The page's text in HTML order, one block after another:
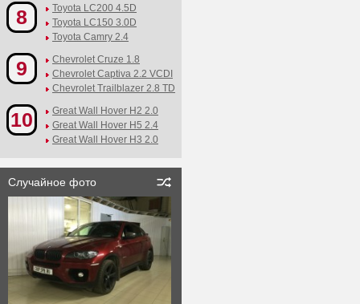
8
Toyota LC200 4.5D
Toyota LC150 3.0D
Toyota Camry 2.4
9
Chevrolet Cruze 1.8
Chevrolet Captiva 2.2 VCDI
Chevrolet Trailblazer 2.8 TD
10
Great Wall Hover H2 2.0
Great Wall Hover H5 2.4
Great Wall Hover H3 2.0
Случайное фото